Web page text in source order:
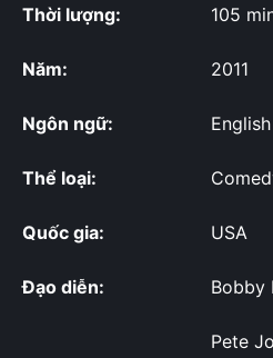
Thời lượng: 105
Năm: 2011
Ngôn ngữ: English
Thể loại:
Quốc gia: USA
Đạo diễn: Bobby
Pete